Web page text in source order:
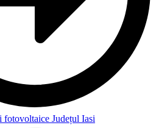
fotovoltaice Județul Iasi